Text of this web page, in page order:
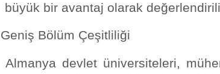
büyük bir avantaj olarak
Geniş Bölüm Çeşitliliği
Almanya devlet üniversiteleri,